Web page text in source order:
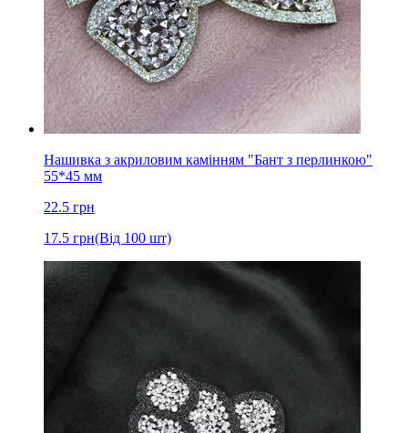
Нашивка з акриловим камінням "Бант з перлинкою"
55*45 мм
22.5 грн
17.5 грн(Від 100 шт)